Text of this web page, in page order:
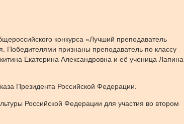
конкурса «Лучший преподаватель
Победителями признаны преподаватель по классу
Екатерина Александровна и её ученица Лапина
Президента Российской Федерации.
Российской Федерации для участия во втором